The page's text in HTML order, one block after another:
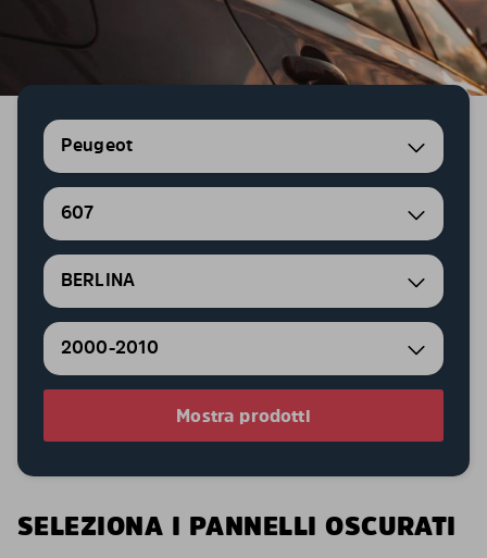
Peugeot
607
BERLINA
2000-2010
Mostra prodotti
SELEZIONA I PANNELLI OSCURATI